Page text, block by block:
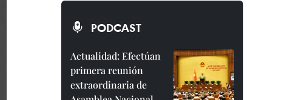
PODCAST
Actualidad: Efectúan
primera reunión
extraordinaria de